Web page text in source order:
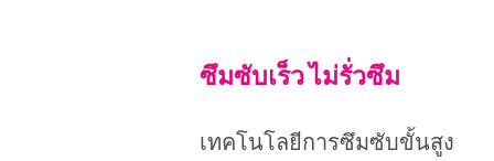
ซึมซับเร็ว ไม่รั่วซึม
เทคโนโลยีการซึมซับขั้นสูง